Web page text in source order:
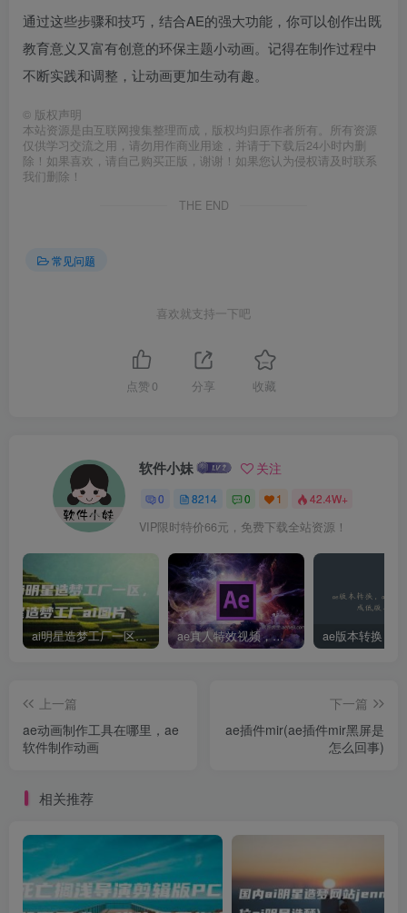
通过这些步骤和技巧，结合AE的强大功能，你可以创作出既
教育意义又富有创意的环保主题小动画。记得在制作过程中
不断实践和调整，让动画更加生动有趣。
© 版权声明
本站资源是由互联网搜集整理而成，版权均归原作者所有。所有资源
仅供学习交流之用，请勿用作商业用途，并请于下载后24小时内删
除！如果喜欢，请自己购买正版，谢谢！如果您认为侵权请及时联系
我们删除！
THE END
常见问题
喜欢就支持一下吧
点赞 0 分享 收藏
软件小妹 关注
0 8214 0 1 42.4W+
VIP限时特价66元，免费下载全站资源！
ai明星造梦工厂一区，明星造梦工厂ai图片 ae真人特效视频，大学生第一次做ppt怎么做
上一篇
ae动画制作工具在哪里，ae
软件制作动画
下一篇
ae插件mir(ae插件mir黑屏是
怎么回事)
相关推荐